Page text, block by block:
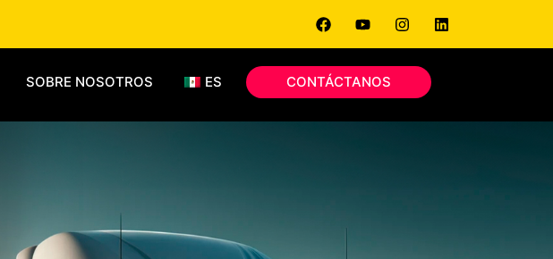
SOBRE NOSOTROS ES CONTÁCTANOS